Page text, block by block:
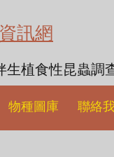
訊網
生植食性昆蟲調
物種圖庫 聯絡